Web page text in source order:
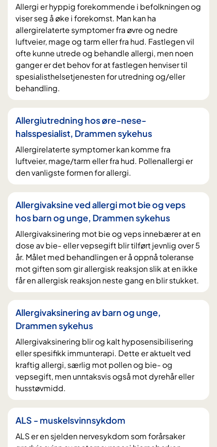
Allergi er hyppig forekommende i befolkningen og
viser seg å øke i forekomst. Man kan ha
allergirelaterte symptomer fra øvre og nedre
luftveier, mage og tarm eller fra hud. Fastlegen vil
ofte kunne utrede og behandle allergi, men noen
ganger er det behov for at fastlegen henviser til
spesialisthelsetjenesten for utredning og/eller
behandling.
Allergiutredning hos øre-nese-
halsspesialist, Drammen sykehus
Allergirelaterte symptomer kan komme fra
luftveier, mage/tarm eller fra hud. Pollenallergi er
den vanligste formen for allergi.
Allergivaksine ved allergi mot bie og veps
hos barn og unge, Drammen sykehus
Allergivaksinering mot bie og veps innebærer at en
dose av bie- eller vepsegift blir tilført jevnlig over 5
år. Målet med behandlingen er å oppnå toleranse
mot giften som gir allergisk reaksjon slik at en ikke
får en allergisk reaksjon neste gang en blir stukket.
Allergivaksinering av barn og unge,
Drammen sykehus
Allergivaksinering blir og kalt hyposensibilisering
eller spesifikk immunterapi. Dette er aktuelt ved
kraftig allergi, særlig mot pollen og bie- og
vepsegift, men unntaksvis også mot dyrehår eller
husstøvmidd.
ALS - muskelsvinnsykdom
ALS er en sjelden nervesykdom som forårsaker